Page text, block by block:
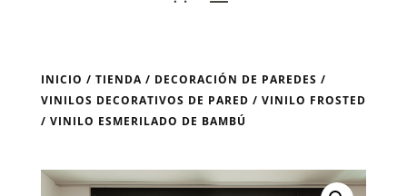
INICIO / TIENDA/ DECORACIÓN DE PAREDES /
VINILOS DECORATIVOS DE PARED / VINILO FROSTED
/ VINILO ESMERILADO DE BAMBÚ